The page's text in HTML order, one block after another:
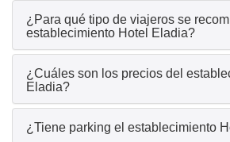
¿Para qué tipo de viajeros se
establecimiento Hotel Eladia?
¿Cuáles son los precios del
Eladia?
¿Tiene parking el establecimiento